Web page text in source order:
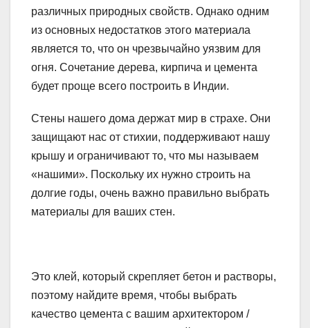
различных природных свойств. Однако одним
из основных недостатков этого материала
является то, что он чрезвычайно уязвим для
огня. Сочетание дерева, кирпича и цемента
будет проще всего построить в Индии.
Стены нашего дома держат мир в страхе. Они
защищают нас от стихии, поддерживают нашу
крышу и ограничивают то, что мы называем
«нашими». Поскольку их нужно строить на
долгие годы, очень важно правильно выбрать
материалы для ваших стен.
Это клей, который скрепляет бетон и растворы,
поэтому найдите время, чтобы выбрать
качество цемента с вашим архитектором /